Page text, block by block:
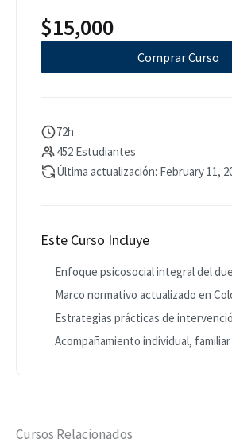
$15,000
Comprar Curso
72h
452 Estudiantes
Última actualización: February 11,
Este Curso Incluye
Enfoque psicosocial integral del
Marco normativo actualizado en
Estrategias prácticas de
Acompañamiento individual,
Cursos Relacionados